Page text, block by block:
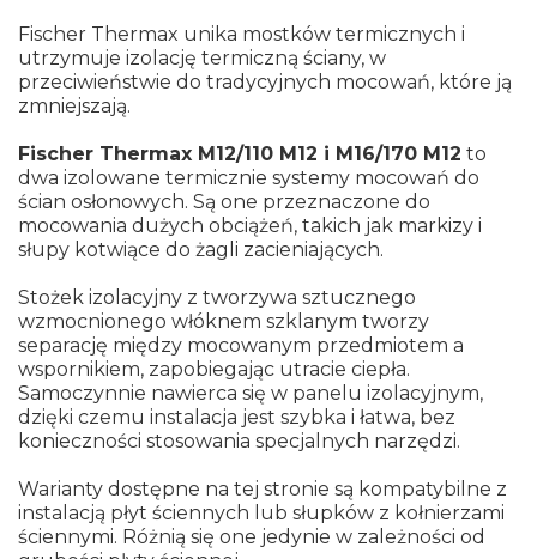
Fischer Thermax unika mostków termicznych i
utrzymuje izolację termiczną ściany, w
przeciwieństwie do tradycyjnych mocowań, które ją
zmniejszają.
Fischer Thermax M12/110 M12 i M16/170 M12 to
dwa izolowane termicznie systemy mocowań do
ścian osłonowych. Są one przeznaczone do
mocowania dużych obciążeń, takich jak markizy i
słupy kotwiące do żagli zacieniających.
Stożek izolacyjny z tworzywa sztucznego
wzmocnionego włóknem szklanym tworzy
separację między mocowanym przedmiotem a
wspornikiem, zapobiegając utracie ciepła.
Samoczynnie nawierca się w panelu izolacyjnym,
dzięki czemu instalacja jest szybka i łatwa, bez
konieczności stosowania specjalnych narzędzi.
Warianty dostępne na tej stronie są kompatybilne z
instalacją płyt ściennych lub słupków z kołnierzami
ściennymi. Różnią się one jedynie w zależności od